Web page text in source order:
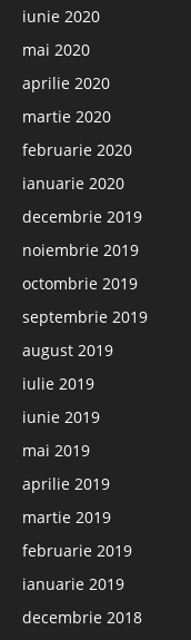
iunie 2020
mai 2020
aprilie 2020
martie 2020
februarie 2020
ianuarie 2020
decembrie 2019
noiembrie 2019
octombrie 2019
septembrie 2019
august 2019
iulie 2019
iunie 2019
mai 2019
aprilie 2019
martie 2019
februarie 2019
ianuarie 2019
decembrie 2018